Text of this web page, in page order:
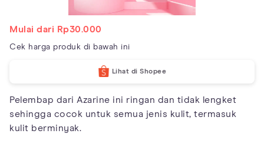
Mulai dari Rp30.000
Cek harga produk di bawah ini
Lihat di Shopee
Pelembap dari Azarine ini ringan dan tidak lengket
sehingga cocok untuk semua jenis kulit, termasuk
kulit berminyak.